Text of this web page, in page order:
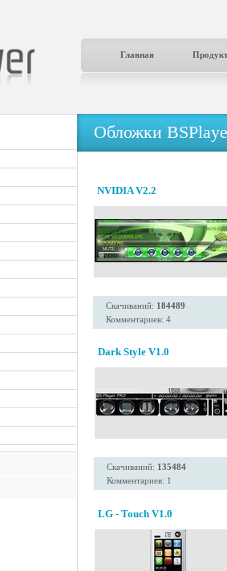
Главная
Обложки
NVIDIA V2.2
Скачиваний: 184489
Комментариев: 4
Dark Style V1.0
Скачиваний: 135484
Комментариев: 1
LG - Touch V1.0